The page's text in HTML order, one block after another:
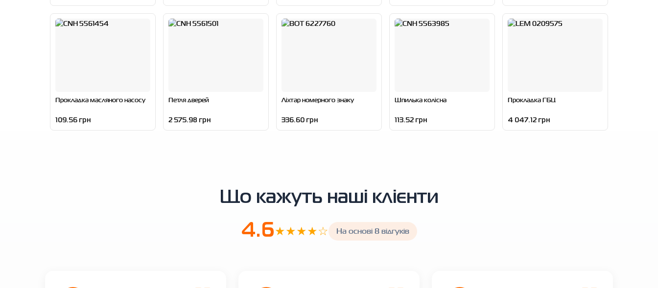
Прокладка масляного насосу
109.56 грн
Пeтля дверей
2 575.98 грн
Ліхтар номерного знаку
336.60 грн
Шпилька колісна
113.52 грн
Прокладка ГБЦ
4 047.12 грн
Що кажуть наші клієнти
4.6★★★★☆ На основі 8 відгуків